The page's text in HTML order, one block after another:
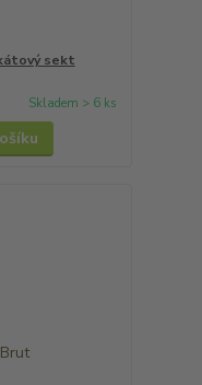
sekt
Skladem > 6 ks